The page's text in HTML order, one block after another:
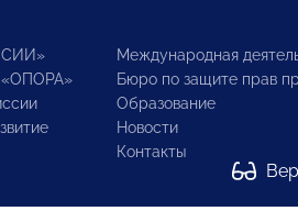
«ОПОРА»
Международная
Бюро по защите прав
Образование
Новости
Контакты